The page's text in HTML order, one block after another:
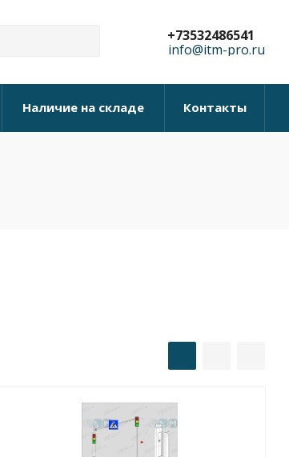
+73532486541
info@itm-pro.ru
Наличие на складе Контакты